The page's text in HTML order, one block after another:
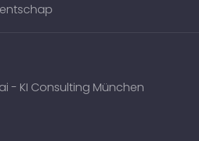
- KI Consulting München